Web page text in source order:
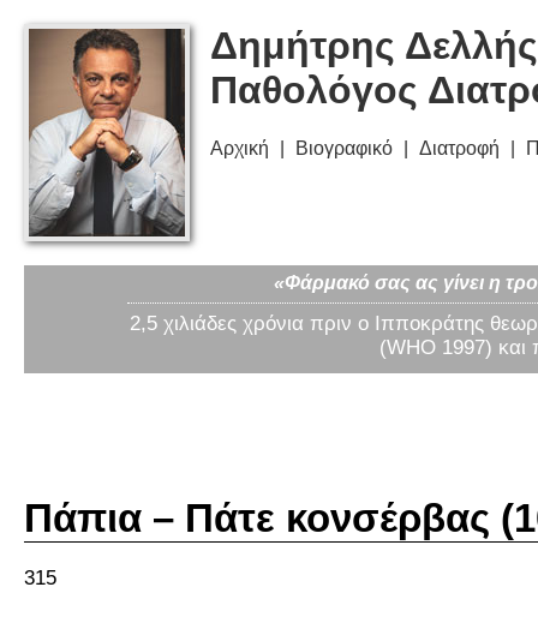
Δημήτρης
Παθολόγος
Αρχική Βιογραφικό Διατροφή
«Φάρμακό σας ας γίνει η
2,5 χιλιάδες χρόνια πριν ο Ιπποκράτης
(WHO 1997) και
Πάπια – Πάτε κονσέρβας
315